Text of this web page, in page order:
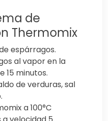
de
Thermomix
espárragos.
al vapor en la
15 minutos.
de verduras, sal
a 100°C